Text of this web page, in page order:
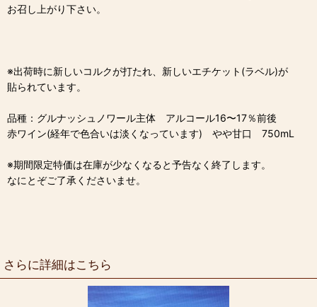
お召し上がり下さい。
※出荷時に新しいコルクが打たれ、新しいエチケット(ラベル)が
貼られています。
品種：グルナッシュノワール主体 アルコール16〜17％前後
赤ワイン(経年で色合いは淡くなっています) やや甘口 750mL
※期間限定特価は在庫が少なくなると予告なく終了します。
なにとぞご了承くださいませ。
さらに詳細はこちら